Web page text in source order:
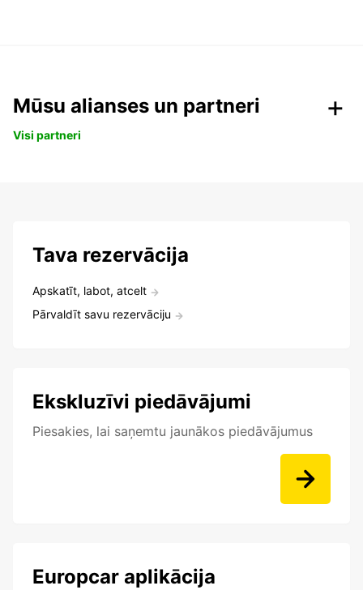
Mūsu alianses un partneri
Visi partneri
Tava rezervācija
Apskatīt, labot, atcelt
Pārvaldīt savu rezervāciju
Ekskluzīvi piedāvājumi
Piesakies, lai saņemtu jaunākos piedāvājumus
Europcar aplikācija